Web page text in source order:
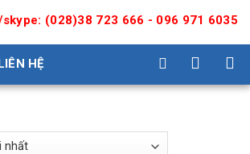
(028)38 723 666 - 096 971 6035
HỆ